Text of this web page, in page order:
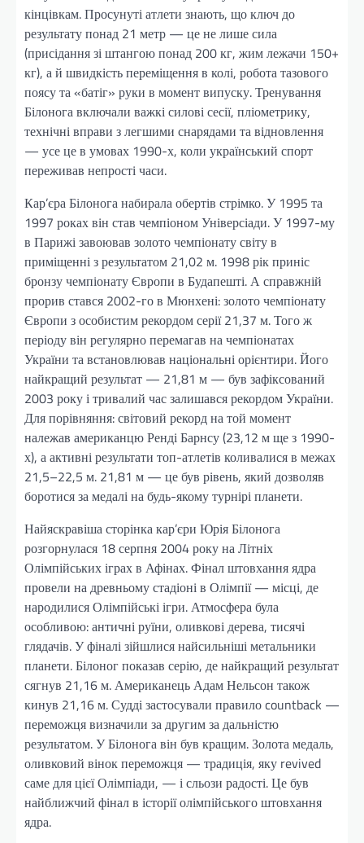
кінцівкам. Просунуті атлети знають, що ключ до
результату понад 21 метр — це не лише сила
(присідання зі штангою понад 200 кг, жим лежачи 150+
кг), а й швидкість переміщення в колі, робота тазового
поясу та «батіг» руки в момент випуску. Тренування
Білонога включали важкі силові сесії, пліометрику,
технічні вправи з легшими снарядами та відновлення
— усе це в умовах 1990-х, коли український спорт
переживав непрості часи.
Кар’єра Білонога набирала обертів стрімко. У 1995 та
1997 роках він став чемпіоном Універсіади. У 1997-му
в Парижі завоював золото чемпіонату світу в
приміщенні з результатом 21,02 м. 1998 рік приніс
бронзу чемпіонату Європи в Будапешті. А справжній
прорив стався 2002-го в Мюнхені: золото чемпіонату
Європи з особистим рекордом серії 21,37 м. Того ж
періоду він регулярно перемагав на чемпіонатах
України та встановлював національні орієнтири. Його
найкращий результат — 21,81 м — був зафіксований
2003 року і тривалий час залишався рекордом України.
Для порівняння: світовий рекорд на той момент
належав американцю Ренді Барнсу (23,12 м ще з 1990-
х), а активні результати топ-атлетів коливалися в межах
21,5–22,5 м. 21,81 м — це був рівень, який дозволяв
боротися за медалі на будь-якому турнірі планети.
Найяскравіша сторінка кар’єри Юрія Білонога
розгорнулася 18 серпня 2004 року на Літніх
Олімпійських іграх в Афінах. Фінал штовхання ядра
провели на древньому стадіоні в Олімпії — місці, де
народилися Олімпійські ігри. Атмосфера була
особливою: античні руїни, оливкові дерева, тисячі
глядачів. У фіналі зійшлися найсильніші метальники
планети. Білоног показав серію, де найкращий результат
сягнув 21,16 м. Американець Адам Нельсон також
кинув 21,16 м. Судді застосували правило countback —
переможця визначили за другим за дальністю
результатом. У Білонога він був кращим. Золота медаль,
оливковий вінок переможця — традиція, яку revived
саме для цієї Олімпіади, — і сльози радості. Це був
найближчий фінал в історії олімпійського штовхання
ядра.